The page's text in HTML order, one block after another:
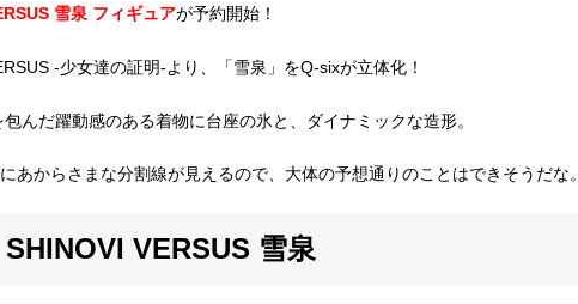
雪泉 フィギュアが予約開始！
-少女達の証明-より、「雪泉」をQ-sixが立体化！
んだ躍動感のある着物に台座の氷と、ダイナミックな造形。
あからさまな分割線が見えるので、大体の予想通りのことはできそうだな。
VERSUS 雪泉